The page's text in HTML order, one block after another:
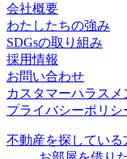
会社概要
わたしたちの強み
SDGsの取り組み
採用情報
お問い合わせ
カスタマーハラス
プライバシーポリシ
不動産を探している